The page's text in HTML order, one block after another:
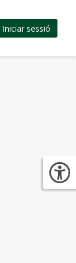
Iniciar sessió